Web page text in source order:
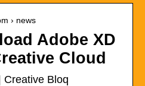
› news
Adobe XD
Cloud
Creative Bloq